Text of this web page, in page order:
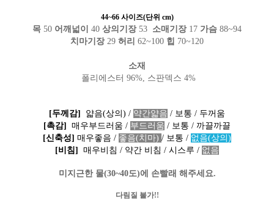
44~66 사이즈(단위 cm)
목 50 어깨넓이 40 상의기장 53 소매기장 17 가슴 88~94
치마기장 29 허리 62~100 힙 70~120
소재
폴리에스터 96%, 스판덱스 4%
[두께감] 얇음(상의) / 약간얇음 / 보통 / 두꺼움
[촉감]
매우부드러움 / 부드러움 / 보통 / 까끌까끌
[신축성] 매우좋음 / 좋음(치마) / 보통 / 없음(상의)
[비침]
매우비침 / 약간 비침 / 시스루 / 없음
미지근한 물(30~40도)에 손빨래 해주세요.
다림질 불가!!